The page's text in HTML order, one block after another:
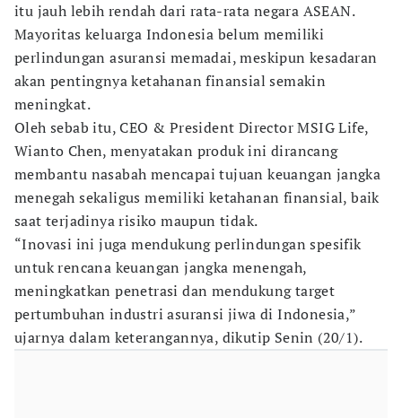
itu jauh lebih rendah dari rata-rata negara ASEAN.
Mayoritas keluarga Indonesia belum memiliki
perlindungan asuransi memadai, meskipun kesadaran
akan pentingnya ketahanan finansial semakin
meningkat.
Oleh sebab itu, CEO & President Director MSIG Life,
Wianto Chen, menyatakan produk ini dirancang
membantu nasabah mencapai tujuan keuangan jangka
menegah sekaligus memiliki ketahanan finansial, baik
saat terjadinya risiko maupun tidak.
“Inovasi ini juga mendukung perlindungan spesifik
untuk rencana keuangan jangka menengah,
meningkatkan penetrasi dan mendukung target
pertumbuhan industri asuransi jiwa di Indonesia,”
ujarnya dalam keterangannya, dikutip Senin (20/1).